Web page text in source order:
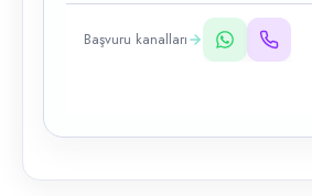
Başvuru kanalları